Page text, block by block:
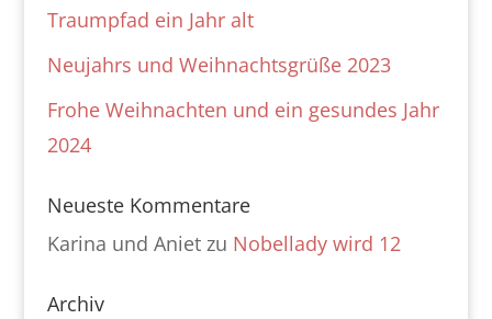
Traumpfad ein Jahr alt
Neujahrs und Weihnachtsgrüße 2023
Frohe Weihnachten und ein gesundes Jahr
2024
Neueste Kommentare
Karina und Anietzu Nobellady wird 12
Archiv